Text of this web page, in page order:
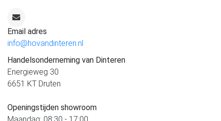
Email adres
info@hovandinteren.nl
Handelsonderneming van Dinteren
Energieweg 30
6651 KT Druten
Openingstijden showroom
Maandag: 08:30 - 17:00